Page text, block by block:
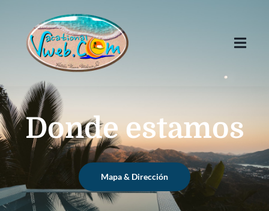
Donde estamos
Mapa & Dirección